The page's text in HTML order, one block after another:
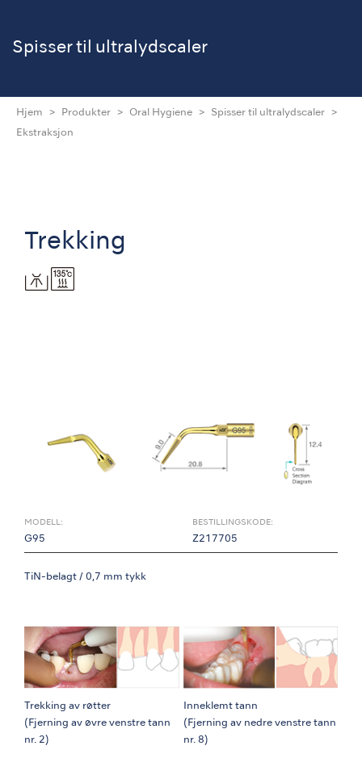
Spisser til ultralydscaler
Hjem Produkter Oral Hygiene Spisser til ultralydscaler
Ekstraksjon
Trekking
MODELL:
G95
BESTILLINGSKODE:
Z217705
TiN-belagt / 0,7 mm tykk
Trekking av røtter
(Fjerning av øvre venstre tann
nr. 2)
Inneklemt tann
(Fjerning av nedre venstre tann
nr. 8)